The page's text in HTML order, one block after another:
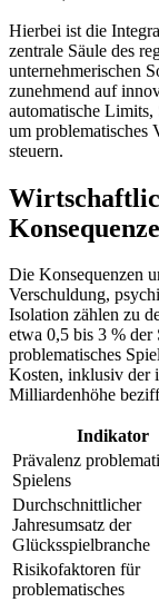
Hierbei ist die
zentrale Säule des
unternehmerischen
zunehmend auf
automatische Limits,
um problematisches
steuern.
Die Konsequenzen
Verschuldung,
Isolation zählen zu
etwa 0,5 bis 3 %
problematisches
Kosten, inklusiv der
Milliardenhöhe
Indikator
Prävalenz
Spielens
Durchschnittlicher
Jahresumsatz der
Glücksspielbranche
Risikofaktoren für
problematisches